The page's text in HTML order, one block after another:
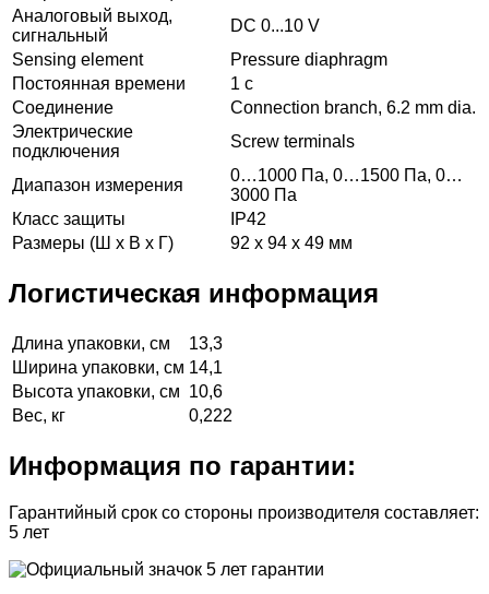
Аналоговый выход,
сигнальный
DC 0...10 V
Sensing element
Pressure diaphragm
Постоянная времени
1 с
Соединение
Connection branch, 6.2 mm dia.
Электрические
подключения
Screw terminals
Диапазон измерения
0…1000 Па, 0…1500 Па, 0…
3000 Па
Класс защиты
IP42
Размеры (Ш х В х Г)
92 x 94 x 49 мм
Логистическая информация
Длина упаковки, см
13,3
Ширина упаковки, см 14,1
Высота упаковки, см 10,6
Вес, кг
0,222
Информация по гарантии:
Гарантийный срок со стороны производителя составляет:
5 лет